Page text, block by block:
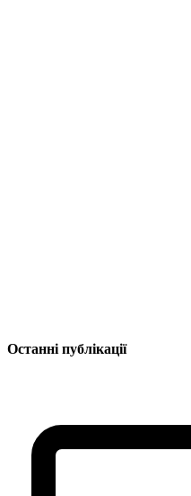
Останні публікації